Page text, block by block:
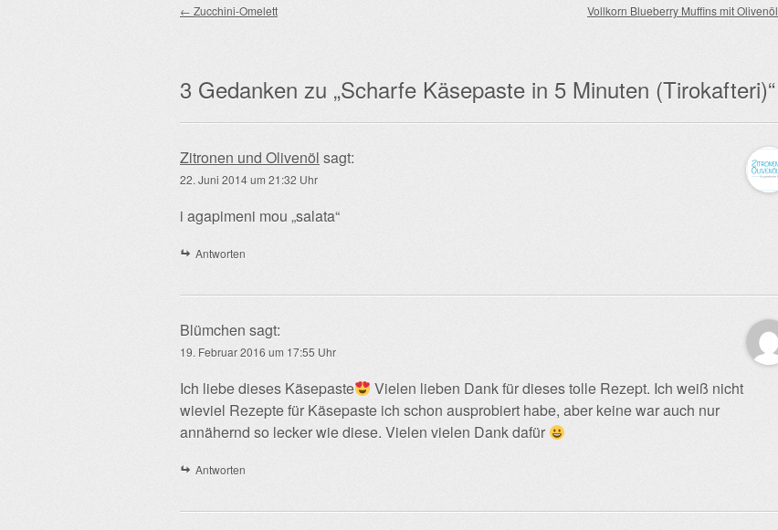
Beitragsnavigation
← Zucchini-Omelett Vollkorn Blueberry Muffins mit Olivenöl
3 Gedanken zu „Scharfe Käsepaste in 5 Minuten (Tirokafteri)“
Zitronen und Olivenöl sagt:
22. Juni 2014 um 21:32 Uhr
i agapimeni mou „salata“
Antworten
Blümchen sagt:
19. Februar 2016 um 17:55 Uhr
Ich liebe dieses Käsepaste
Vielen lieben Dank für dieses tolle Rezept. Ich weiß nicht
wieviel Rezepte für Käsepaste ich schon ausprobiert habe, aber keine war auch nur
annähernd so lecker wie diese. Vielen vielen Dank dafür
Antworten